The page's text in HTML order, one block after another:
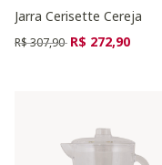
Jarra Cerisette Cereja
Preço reduzido de
R$ 307,90 para
R$ 272,90